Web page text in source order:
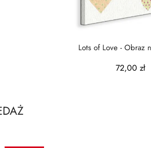
Lots of Love - Obraz
72,00 zł